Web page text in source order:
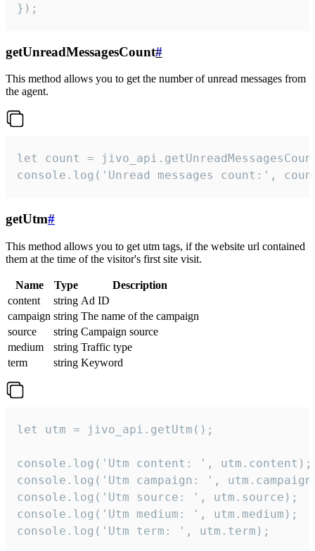
});
getUnreadMessagesCount#
This method allows you to get the number of unread messages from
the agent.
let count =
console.log('Unread messages count:',
getUtm#
This method allows you to get utm tags, if the website url contained
them at the time of the visitor's first site visit.
Name Type
Description
content
string Ad ID
campaign string The name of the campaign
source
string Campaign source
medium
string Traffic type
term
string Keyword
let utm = jivo_api.getUtm();
console.log('Utm content: ', utm.content);
console.log('Utm campaign: ',
console.log('Utm source: ', utm.source);
console.log('Utm medium: ', utm.medium);
console.log('Utm term: ', utm.term);